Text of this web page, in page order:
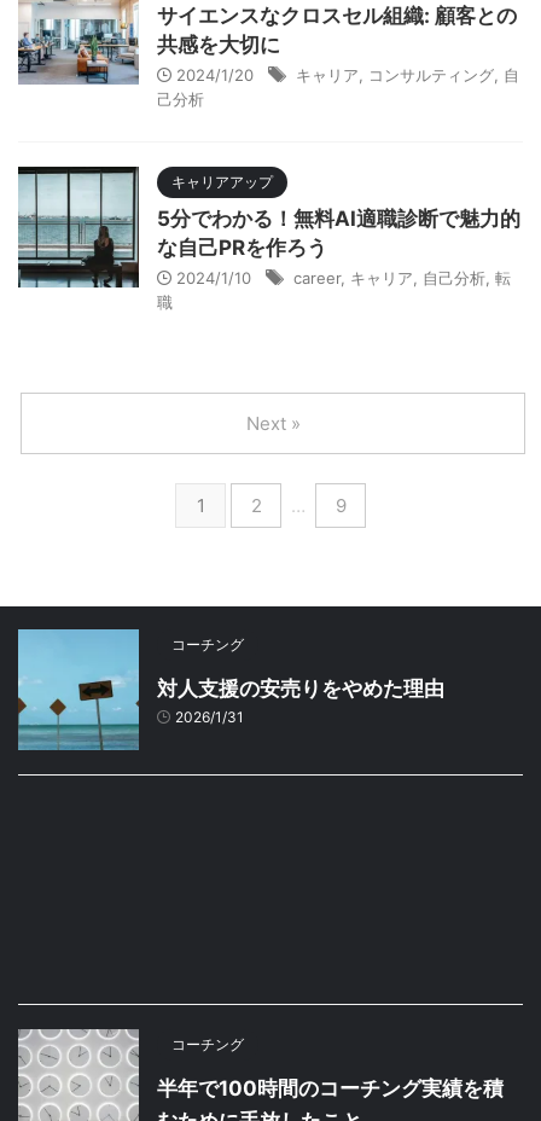
サイエンスなクロスセル組織: 顧客との
共感を大切に
2024/1/20 キャリア コンサルティング 自
己分析
キャリアアップ
5分でわかる！無料AI適職診断で魅力的
な自己PRを作ろう
2024/1/10 career, キャリア 自己分析 転
職
1 2 … 9
Next »
コーチング
対人支援の安売りをやめた理由
2026/1/31
コーチング
半年で100時間のコーチング実績を積